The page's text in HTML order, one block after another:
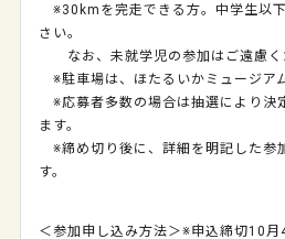
※30kmを完走できる方。中学生以
さい。
なお、未就学児の参加はご遠慮く
※駐車場は、ほたるいかミュージア
※応募者多数の場合は抽選により決
ます。
※締め切り後に、詳細を明記した参
す。
＜参加申し込み方法＞※申込締切10月